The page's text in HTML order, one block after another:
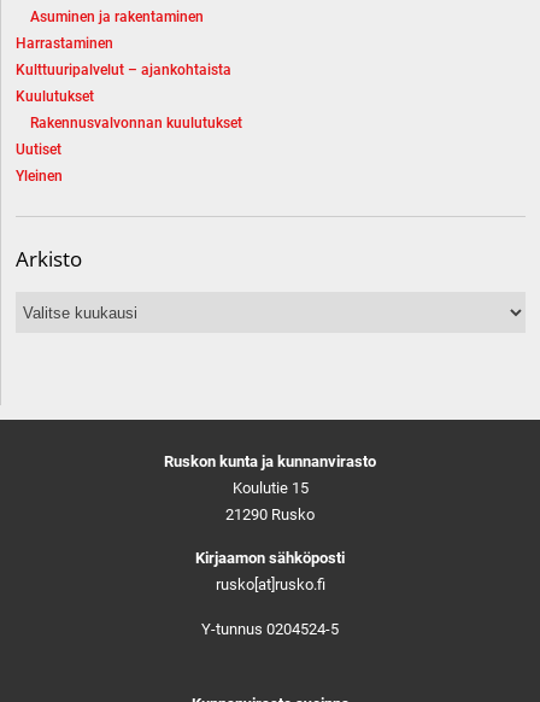
Asuminen ja rakentaminen
Harrastaminen
Kulttuuripalvelut – ajankohtaista
Kuulutukset
Rakennusvalvonnan kuulutukset
Uutiset
Yleinen
Arkisto
Arkisto
Ruskon kunta ja kunnanvirasto
Koulutie 15
21290 Rusko
Kirjaamon sähköposti
rusko[at]rusko.fi
Y-tunnus 0204524-5